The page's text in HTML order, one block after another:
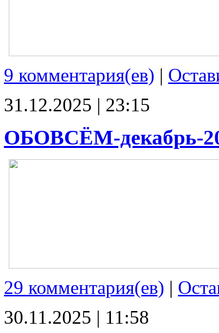
9 комментария(ев) |
31.12.2025 | 23:15
ОБОВСЁМ-декабрь-
29 комментария(ев) |
30.11.2025 | 11:58